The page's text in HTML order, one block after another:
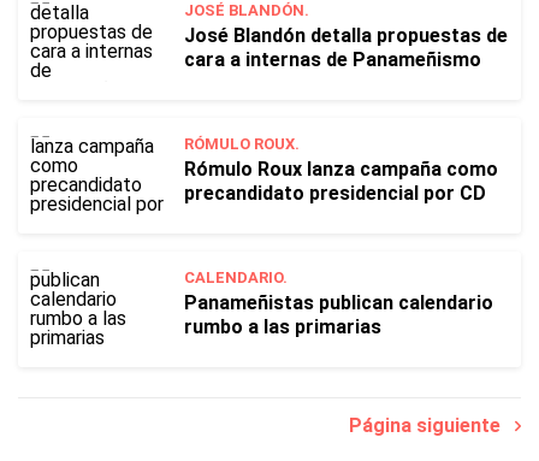
JOSÉ BLANDÓN.
José Blandón detalla propuestas de
cara a internas de Panameñismo
RÓMULO ROUX.
Rómulo Roux lanza campaña como
precandidato presidencial por CD
CALENDARIO.
Panameñistas publican calendario
rumbo a las primarias
Página siguiente